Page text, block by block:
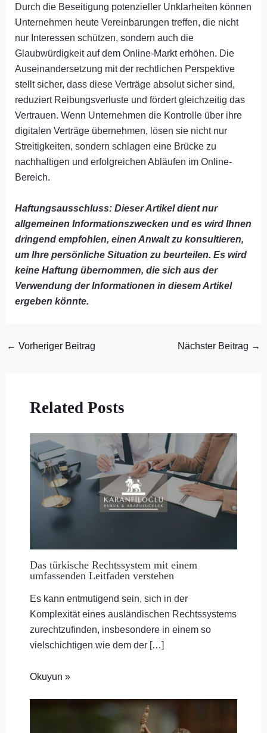
Durch die Beseitigung potenzieller Unklarheiten können
Unternehmen heute Vereinbarungen treffen, die nicht
nur Interessen schützen, sondern auch die
Glaubwürdigkeit auf dem Online-Markt erhöhen. Die
Auseinandersetzung mit der rechtlichen Perspektive
stellt sicher, dass diese Verträge absolut sicher sind,
reduziert Reibungsverluste und fördert gleichzeitig das
Vertrauen. Wenn Unternehmen die Kontrolle über ihre
digitalen Verträge übernehmen, lösen sie nicht nur
Streitigkeiten, sondern schlagen eine Brücke zu
nachhaltigen und erfolgreichen Abläufen im Online-
Bereich.
Haftungsausschluss: Dieser Artikel dient nur
allgemeinen Informationszwecken und es wird Ihnen
dringend empfohlen, einen Anwalt zu konsultieren,
um Ihre persönliche Situation zu beurteilen. Es wird
keine Haftung übernommen, die sich aus der
Verwendung der Informationen in diesem Artikel
ergeben könnte.
← Vorheriger Beitrag Nächster Beitrag →
Related Posts
Das türkische Rechtssystem mit einem
umfassenden Leitfaden verstehen
Es kann entmutigend sein, sich in der
Komplexität eines ausländischen Rechtssystems
zurechtzufinden, insbesondere in einem so
vielschichtigen wie dem der […]
Okuyun »